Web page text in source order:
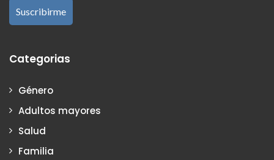
Categorias
Género
Adultos mayores
Salud
Familia